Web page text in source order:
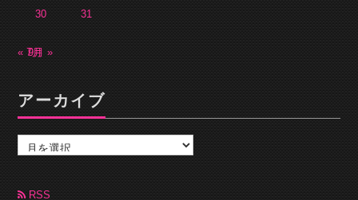
30 31
« 7月9月 »
アーカイブ
カ
ブ RSS